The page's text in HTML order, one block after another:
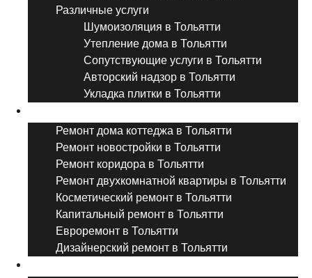
Различные услуги
Шумоизоляция в Тольятти
Утепление дома в Тольятти
Сопутствующие услуги в Тольятти
Авторский надзор в Тольятти
Укладка плитки в Тольятти
Ремонт дома коттеджа в Тольятти
Ремонт новостройки в Тольятти
Ремонт коридора в Тольятти
Ремонт двухкомнатной квартиры в Тольятти
Косметический ремонт в Тольятти
Капитальный ремонт в Тольятти
Евроремонт в Тольятти
Дизайнерский ремонт в Тольятти